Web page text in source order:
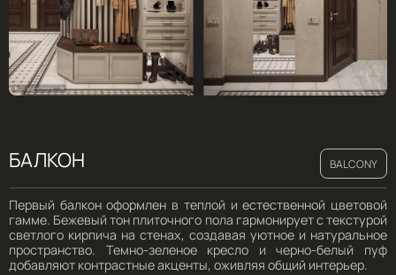
БАЛКОН BALCONY
Первый балкон оформлен в теплой и естественной цветовой
гамме. Бежевый тон плиточного пола гармонирует с текстурой
светлого кирпича на стенах, создавая уютное и натуральное
пространство. Темно-зеленое кресло и черно-белый пуф
добавляют контрастные акценты, оживляя общий интерьер.